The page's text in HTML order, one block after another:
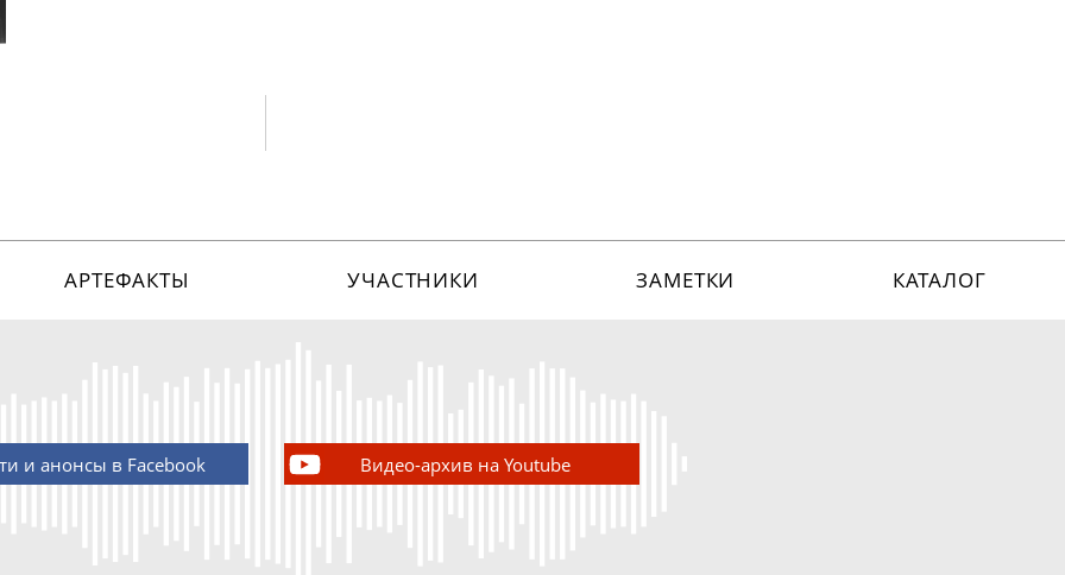
АРТЕФАКТЫ УЧАСТНИКИ ЗАМЕТКИ КАТАЛОГ
и анонсы в Facebook Видео-архив на Youtube